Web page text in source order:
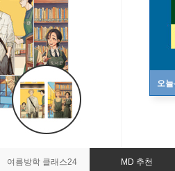
오
여름방학 클래스24 MD 추천